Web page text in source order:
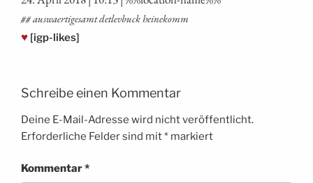
## aus­waer­ti­ge­samt det­lev­buck heinekomm
♥ [igp-likes]
Schreibe einen Kommentar
Deine E-Mail-Adresse wird nicht veröffentlicht.
Erforderliche Felder sind mit* markiert
Kommentar*